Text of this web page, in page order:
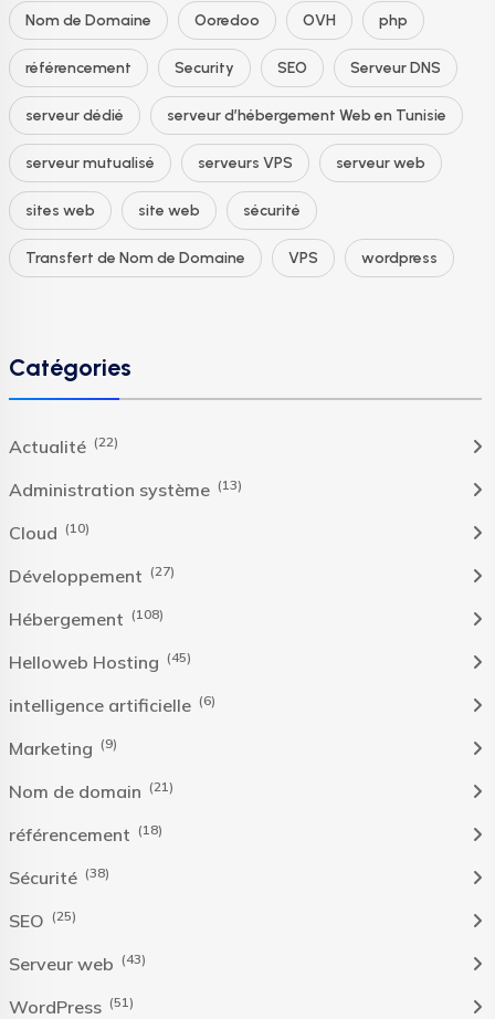
Nom de Domaine Ooredoo OVH php
référencement Security SEO Serveur DNS
serveur dédié serveur d’hébergement Web en Tunisie
serveur mutualisé serveurs VPS serveur web
sites web site web sécurité
Transfert de Nom de Domaine VPS wordpress
Catégories
Actualité (22)
Administration système (13)
Cloud (10)
Développement (27)
Hébergement (108)
Helloweb Hosting (45)
intelligence artificielle (6)
Marketing (9)
Nom de domain (21)
référencement (18)
Sécurité (38)
SEO (25)
Serveur web (43)
WordPress (51)